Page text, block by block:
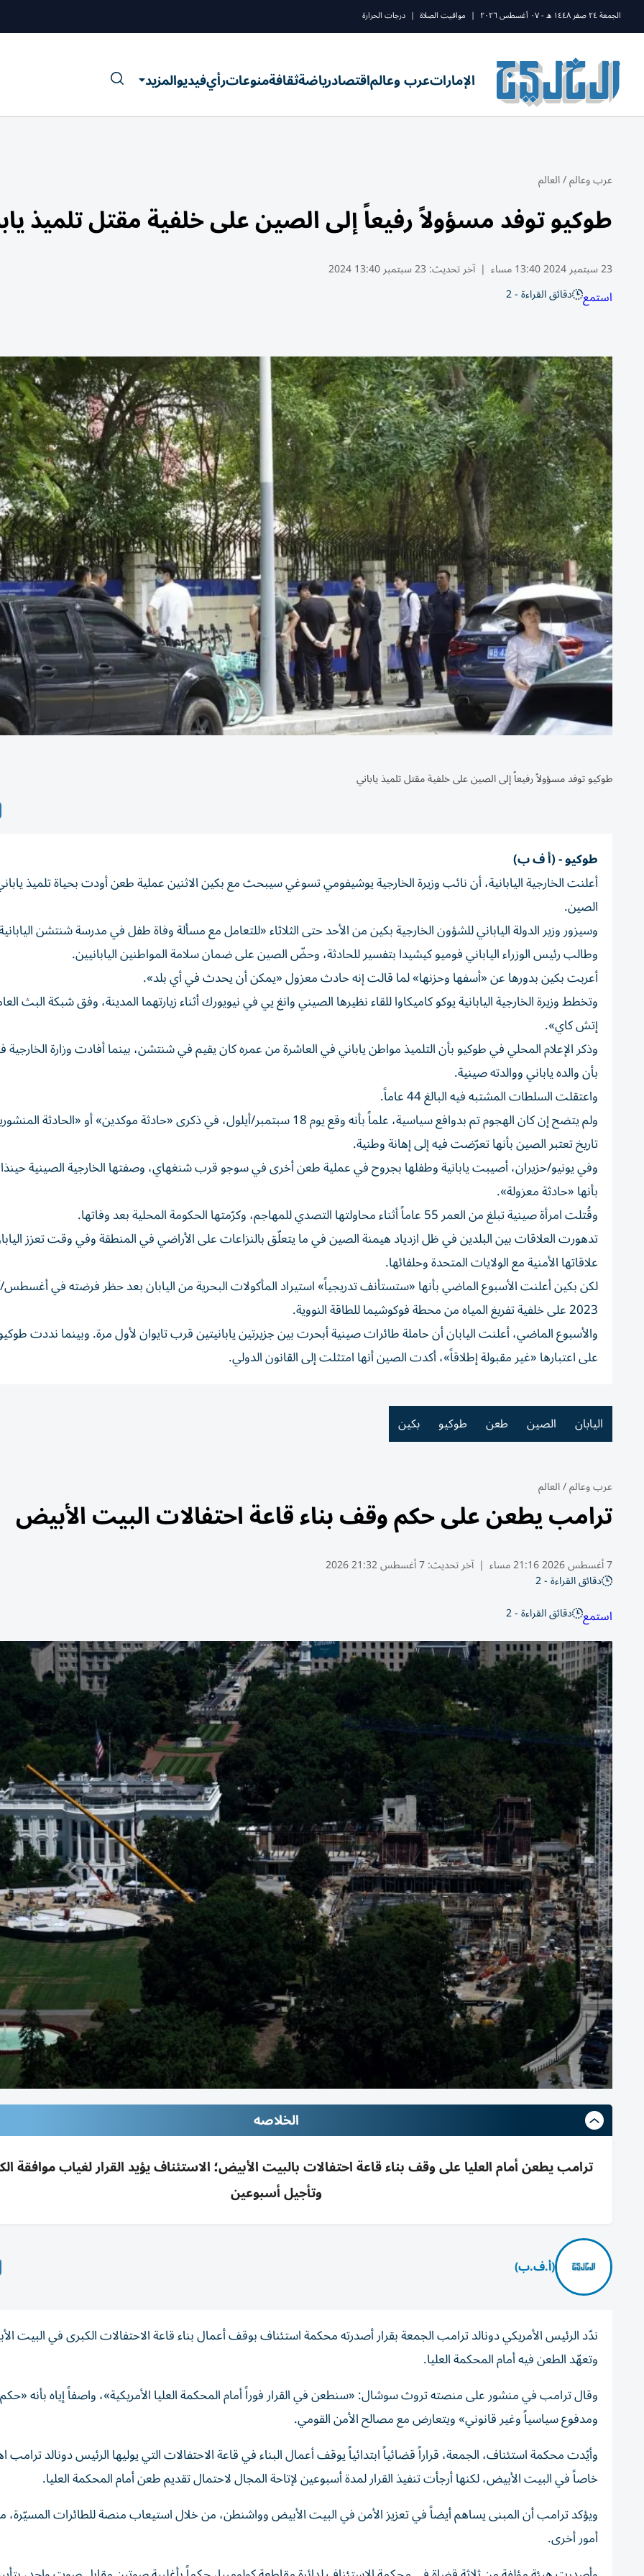
الجمعة ٢٤ صفر ١٤٤٨ ه - ٠٧ أغسطس ٢٠٢٦ | مواقيت الصلاة | درجات الحرارة
الإماراتعرب وعالماقتصادرياضةثقافةمنوعاترأيفيديوالمزيد
عرب وعالم/العالم
طوكيو توفد مسؤولاً رفيعاً إلى الصين على خلفية مقتل تلميذ
23 سبتمبر 2024 13:40 مساء | آخر تحديث: 23 سبتمبر 13:40 2024
استمع دقائق القراءة - 2
طوكيو توفد مسؤولاً رفيعاً إلى الصين على خلفية مقتل تلميذ ياباني
طوكيو - (أ ف ب)
أعلنت الخارجية اليابانية، أن نائب وزيرة الخارجية يوشيفومي تسوغي سيبحث مع بكين الاثنين عملية طعن أودت بحياة تلميذ
الصين.
وسيزور وزير الدولة الياباني للشؤون الخارجية بكين من الأحد حتى الثلاثاء «للتعامل مع مسألة وفاة طفل في مدرسة شنتشن
وطالب رئيس الوزراء الياباني فوميو كيشيدا بتفسير للحادثة، وحضّ الصين على ضمان سلامة المواطنين اليابانيين.
أعربت بكين بدورها عن «أسفها وحزنها» لما قالت إنه حادث معزول «يمكن أن يحدث في أي بلد».
وتخطط وزيرة الخارجية اليابانية يوكو كاميكاوا للقاء نظيرها الصيني وانغ يي في نيويورك أثناء زيارتهما المدينة، وفق شبكة البث
إتش كاي».
وذكر الإعلام المحلي في طوكيو بأن التلميذ مواطن ياباني في العاشرة من عمره كان يقيم في شنتشن، بينما أفادت وزارة
بأن والده ياباني ووالدته صينية.
واعتقلت السلطات المشتبه فيه البالغ 44 عاماً.
ولم يتضح إن كان الهجوم تم بدوافع سياسية، علماً بأنه وقع يوم 18 سبتمبر/أيلول، في ذكرى «حادثة موكدين» أو
تاريخ تعتبر الصين بأنها تعرّضت فيه إلى إهانة وطنية.
وفي يونيو/حزيران، أصيبت يابانية وطفلها بجروح في عملية طعن أخرى في سوجو قرب شنغهاي، وصفتها الخارجية الصينية
بأنها «حادثة معزولة».
وقُتلت امرأة صينية تبلغ من العمر 55 عاماً أثناء محاولتها التصدي للمهاجم، وكرّمتها الحكومة المحلية بعد وفاتها.
تدهورت العلاقات بين البلدين في ظل ازدياد هيمنة الصين في ما يتعلّق بالنزاعات على الأراضي في المنطقة وفي وقت تعزز
علاقاتها الأمنية مع الولايات المتحدة وحلفائها.
لكن بكين أعلنت الأسبوع الماضي بأنها «ستستأنف تدريجياً» استيراد المأكولات البحرية من اليابان بعد حظر فرضته في
2023 على خلفية تفريغ المياه من محطة فوكوشيما للطاقة النووية.
والأسبوع الماضي، أعلنت اليابان أن حاملة طائرات صينية أبحرت بين جزيرتين يابانيتين قرب تايوان لأول مرة. وبينما نددت
على اعتبارها «غير مقبولة إطلاقاً»، أكدت الصين أنها امتثلت إلى القانون الدولي.
اليابان الصين طعن طوكيو بكين
عرب وعالم/العالم
ترامب يطعن على حكم وقف بناء قاعة احتفالات البيت الأبيض
7 أغسطس 2026 21:16 مساء | آخر تحديث:7 أغسطس 21:32 2026
دقائق القراءة - 2
استمع دقائق القراءة - 2
الخلاصه
ترامب يطعن أمام العليا على وقف بناء قاعة احتفالات بالبيت الأبيض؛ الاستئناف يؤيد القرار لغياب موافقة
وتأجيل أسبوعين
(أ.ف.ب)
ندّد الرئيس الأمريكي دونالد ترامب الجمعة بقرار أصدرته محكمة استئناف بوقف أعمال بناء قاعة الاحتفالات الكبرى في البيت
وتعهّد الطعن فيه أمام المحكمة العليا.
وقال ترامب في منشور على منصته تروث سوشال: «سنطعن في القرار فوراً أمام المحكمة العليا الأمريكية»، واصفاً إياه بأنه
ومدفوع سياسياً وغير قانوني» ويتعارض مع مصالح الأمن القومي.
وأيّدت محكمة استئناف، الجمعة، قراراً قضائياً ابتدائياً يوقف أعمال البناء في قاعة الاحتفالات التي يوليها الرئيس دونالد ترامب
خاصاً في البيت الأبيض، لكنها أرجأت تنفيذ القرار لمدة أسبوعين لإتاحة المجال لاحتمال تقديم طعن أمام المحكمة العليا.
ويؤكد ترامب أن المبنى يساهم أيضاً في تعزيز الأمن في البيت الأبيض وواشنطن، من خلال استيعاب منصة للطائرات المسيّرة،
أمور أخرى.